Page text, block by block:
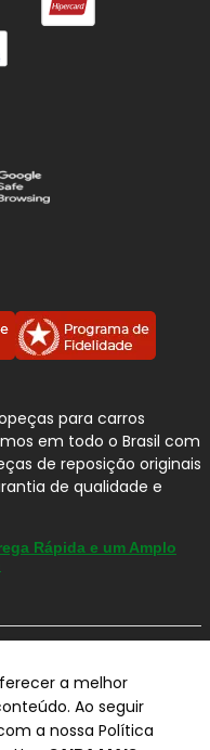
para carros
em todo o Brasil com
de reposição originais
de qualidade e
Rápida e um Amplo
Ltda.
Capellato, 450 - Santa
480.
a melhor
Ao seguir
a nossa Política